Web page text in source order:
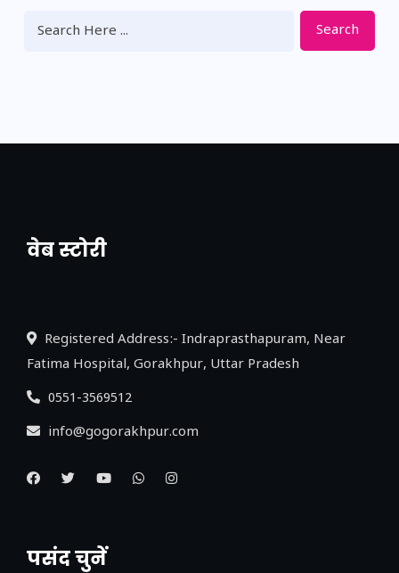
Search
वेब स्टोरी
नया एक्सप्रेसवे: पूर्वांचल का लक, डेवलपमेंट का
Registered Address:- Indraprasthapuram, Near
Fatima Hospital, Gorakhpur, Uttar Pradesh
0551-3569512
info@gogorakhpur.com
पसंद चुनें